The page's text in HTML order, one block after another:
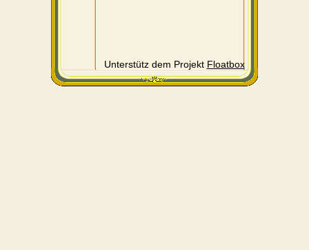
Unterstütz dem Projekt Floatbox